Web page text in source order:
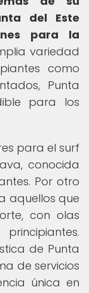
del Este
para la
variedad
como
Punta
para los
para el surf
conocida
Por otro
aquellos que
con olas
de Punta
de servicios
única en